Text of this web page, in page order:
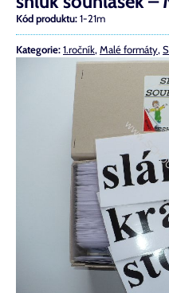
Kód produktu:1-21m
Kategorie:1.ročník, Malé formáty,